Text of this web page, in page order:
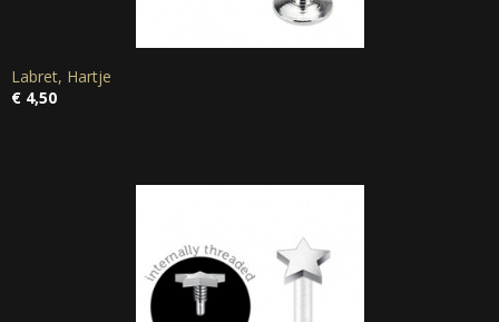
Labret, Hartje
€ 4,50